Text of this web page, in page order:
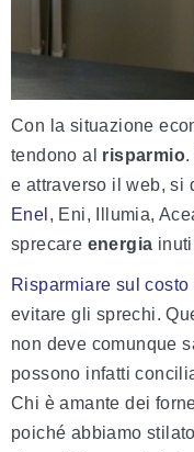
Con la situazione
tendono al risparmio
e attraverso il web, si
Enel , Eni, Illumia,
sprecare energia
Risparmiare sul
evitare gli sprechi.
non deve comunque
possono infatti
Chi è amante dei
poiché abbiamo